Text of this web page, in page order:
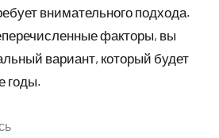
внимательного подхода.
факторы, вы
вариант, который будет
годы.